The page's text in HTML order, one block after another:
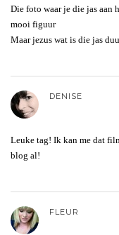
Die foto waar je die jas aan
mooi figuur
Maar jezus wat is die jas
DENISE
Leuke tag! Ik kan me dat
blog al!
FLEUR